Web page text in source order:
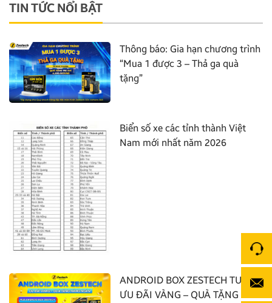
TIN TỨC NỔI BẬT
Thông báo: Gia hạn chương trình
“Mua 1 được 3 – Thả ga quà
tặng”
Biển số xe các tỉnh thành Việt
Nam mới nhất năm 2026
ANDROID BOX ZESTECH TUNG
ƯU ĐÃI VÀNG – QUÀ TẶNG